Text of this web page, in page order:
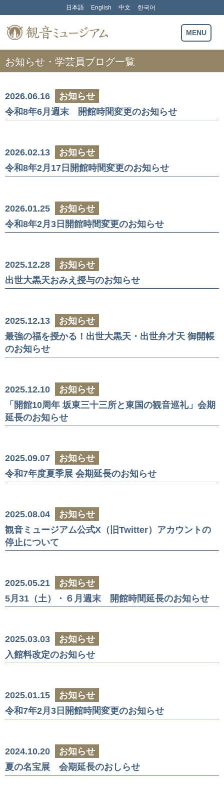
to
content
日本語 English 中文 한국어
MENU
お知らせ・学芸員ブログ一覧
2026.06.16
お知らせ
令和8年6月週末 開館時間変更のお知らせ
2026.02.13
お知らせ
令和8年2月17日開館時間変更のお知らせ
2026.01.25
お知らせ
令和8年2月3日開館時間変更のお知らせ
2025.12.28
お知らせ
出世大黒天おみえ授与のお知らせ
2025.12.13
お知らせ
最強の福を授かる！出世大黒天・出世弁才天 御開帳
のお知らせ
2025.12.10
お知らせ
「開館10周年 坂東三十三所と東国の観音巡礼」会期
延長のお知らせ
2025.09.07
お知らせ
令和7年度夏季展 会期延長のお知らせ
2025.08.04
お知らせ
観音ミュージアム公式X（旧Twitter）アカウントの
停止について
2025.05.21
お知らせ
5月31（土）・６月週末 開館時間延長のお知らせ
2025.03.03
お知らせ
入館料改定のお知らせ
2025.01.15
お知らせ
令和7年2月3日開館時間変更のお知らせ
2024.10.20
お知らせ
夏の名宝展 会期延長のおしらせ